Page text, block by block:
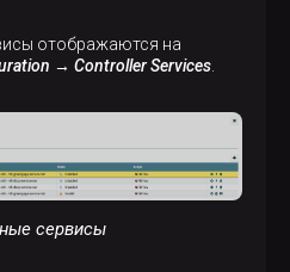
отображаются на
→ Controller Services
сервисы